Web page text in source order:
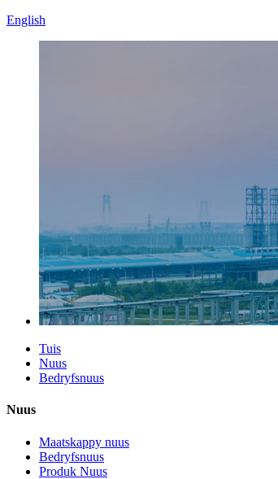
English
Tuis
Nuus
Bedryfsnuus
Nuus
Maatskappy nuus
Bedryfsnuus
Produk Nuus